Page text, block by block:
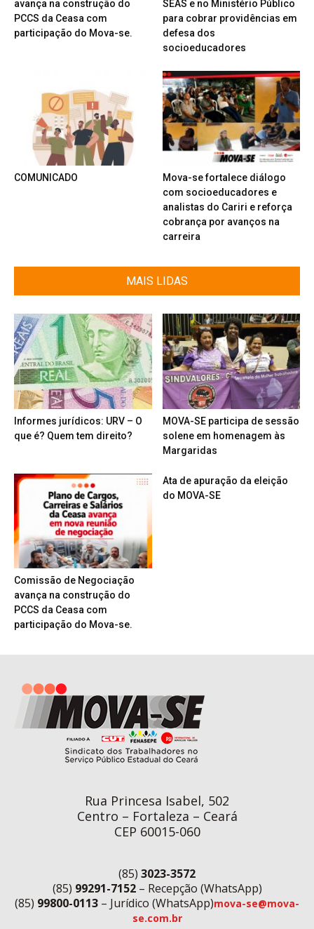
avança na construção do
PCCS da Ceasa com
participação do Mova-se.
SEAS e no Ministério Público
para cobrar providências em
defesa dos
socioeducadores
COMUNICADO
Mova-se fortalece diálogo
com socioeducadores e
analistas do Cariri e reforça
cobrança por avanços na
carreira
MAIS LIDAS
Informes jurídicos: URV – O
que é? Quem tem direito?
MOVA-SE participa de sessão
solene em homenagem às
Margaridas
Comissão de Negociação
avança na construção do
PCCS da Ceasa com
participação do Mova-se.
Ata de apuração da eleição
do MOVA-SE
Rua Princesa Isabel, 502
Centro – Fortaleza – Ceará
CEP 60015-060
(85) 3023-3572
(85) 99291-7152– Recepção (WhatsApp)
(85) 99800-0113 – Jurídico (WhatsApp)mova-se@mova-
se.com.br